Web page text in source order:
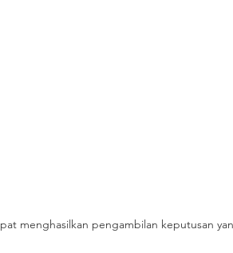
menghasilkan pengambilan keputusan